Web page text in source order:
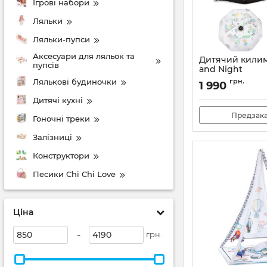
Ігрові набори
Ляльки
Ляльки-пупси
Аксесуари для ляльок та
пупсів
Лялькові будиночки
Дитячі кухні
Гоночні треки
Залізниці
Конструктори
Песики Chi Chi Love
Ціна
- грн.
Дитячий
and Night
Артикул:MAED00016
1 990 грн.